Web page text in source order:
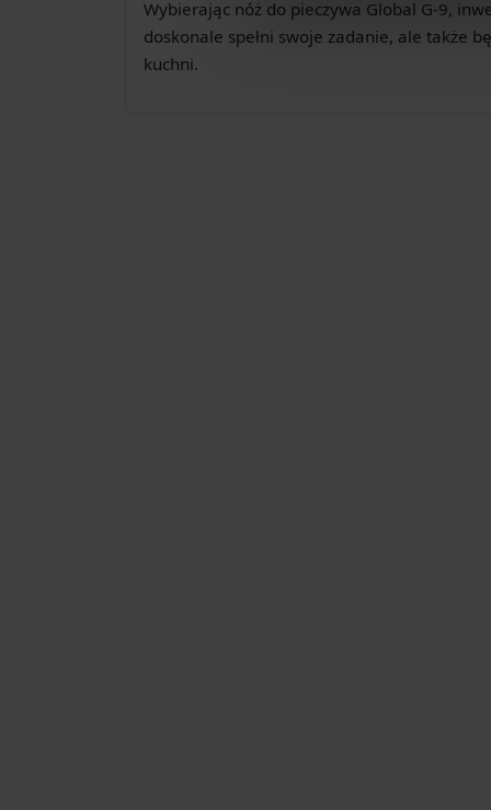
Wybierając nóż do pieczywa Global G-9,
doskonale spełni swoje zadanie, ale także
kuchni.